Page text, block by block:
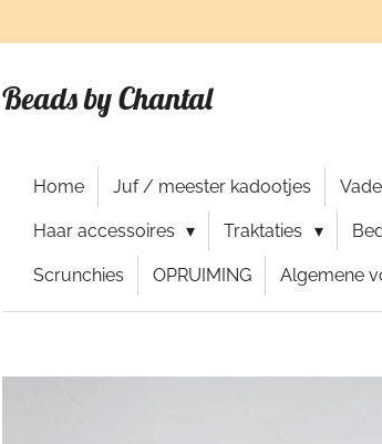
Beads by Chantal
Home Juf / meester kadootjes
Haar accessoires Traktaties
Scrunchies OPRUIMING Algemene